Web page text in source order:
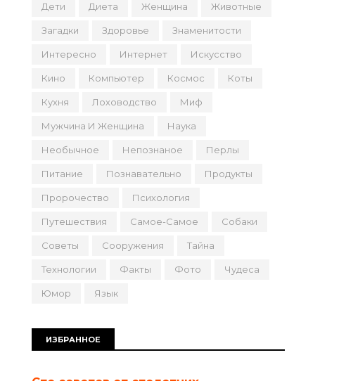
Дети Диета Женщина Животные
Загадки Здоровье Знаменитости
Интересно Интернет Искусство
Кино Компьютер Космос Коты
Кухня Лоховодство Миф
Мужчина И Женщина Наука
Необычное Непознаное Перлы
Питание Познавательно Продукты
Пророчество Психология
Путешествия Самое-Самое Собаки
Советы Сооружения Тайна
Технологии Факты Фото Чудеса
Юмор Язык
ИЗБРАННОЕ